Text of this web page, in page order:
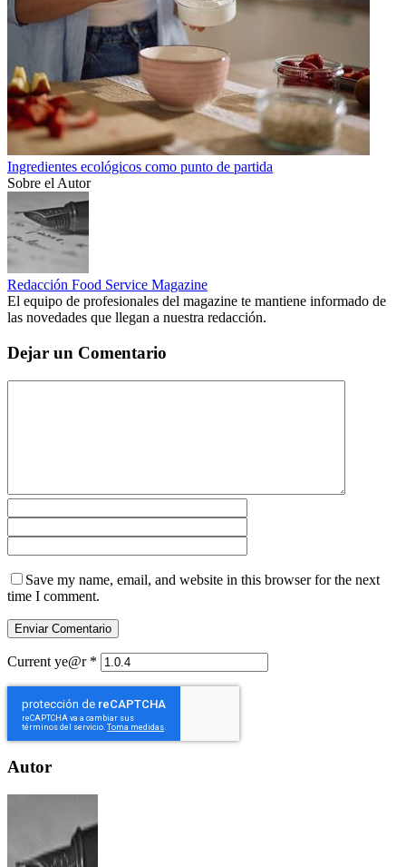
Ingredientes ecológicos como punto de partida
Sobre el Autor
Redacción Food Service Magazine
El equipo de profesionales del magazine te mantiene informado de
las novedades que llegan a nuestra redacción.
Dejar un Comentario
Save my name, email, and website in this browser for the next
time I comment.
Current ye@r *
Autor